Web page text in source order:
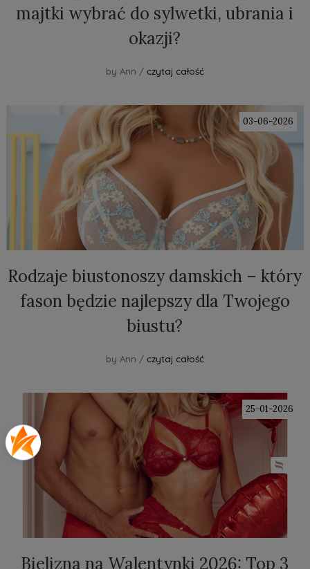
majtki wybrać do sylwetki, ubrania i
okazji?
by Ann / czytaj całość
03-06-2026
Rodzaje biustonoszy damskich – który
fason będzie najlepszy dla Twojego
biustu?
by Ann / czytaj całość
25-01-2026
Bielizna na Walentynki 2026: Top 3